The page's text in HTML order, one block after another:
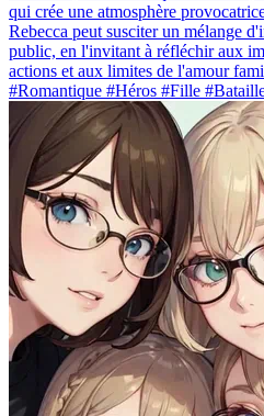
qui crée une atmosphère
Rebecca peut susciter un mélange
public, en l'invitant à réfléchir aux
actions et aux limites de l'amour
#Romantique #Héros #Fille